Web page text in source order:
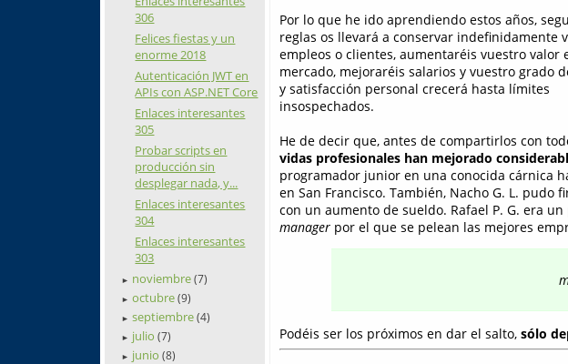
306
Felices fiestas y un
enorme 2018
Autenticación JWT en
APIs con ASP.NET Core
Enlaces interesantes
305
Probar scripts en
producción sin
desplegar nada, y...
Enlaces interesantes
304
Enlaces interesantes
303
► noviembre(7)
► octubre(9)
► septiembre(4)
► julio(7)
► junio(8)
Por lo que he ido aprendiendo estos años,
reglas os llevará a conservar indefinidamente
empleos o clientes, aumentaréis vuestro valor
mercado, mejoraréis salarios y vuestro grado
y satisfacción personal crecerá hasta límites
insospechados.
He de decir que, antes de compartirlos con
vidas profesionales han mejorado
programador junior en una conocida cárnica
en San Francisco. También, Nacho G. L.
con un aumento de sueldo. Rafael P. G. era
managerpor el que se pelean las mejores
Podéis ser los próximos en dar el salto, sólo